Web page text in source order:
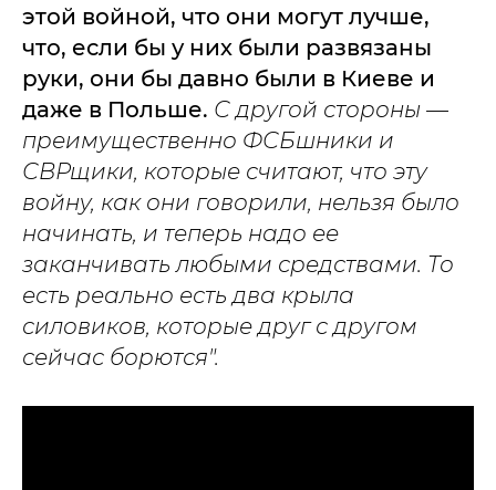
этой войной, что они могут лучше,
что, если бы у них были развязаны
руки, они бы давно были в Киеве и
даже в Польше. С другой стороны —
преимущественно ФСБшники и
СВРщики, которые считают, что эту
войну, как они говорили, нельзя было
начинать, и теперь надо ее
заканчивать любыми средствами. То
есть реально есть два крыла
силовиков, которые друг с другом
сейчас борются".